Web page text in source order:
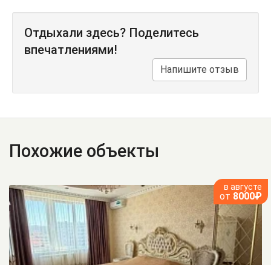
Отдыхали здесь? Поделитесь
впечатлениями!
Напишите отзыв
Похожие объекты
в августе
от 8000₽